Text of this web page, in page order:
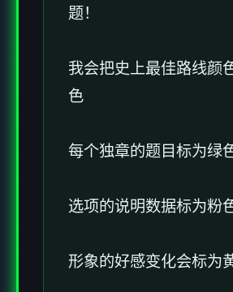
题！
我会把史上最佳路线颜
色
每个独章的题目标为绿
选项的说明数据标为粉
形象的好感变化会标为